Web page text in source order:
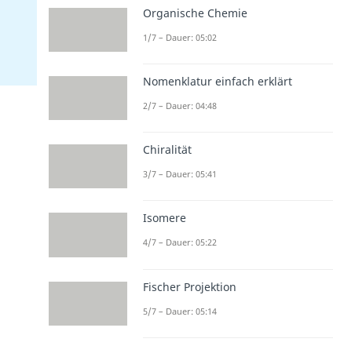
Organische Chemie
1/7 – Dauer: 05:02
Nomenklatur einfach erklärt
2/7 – Dauer: 04:48
Chiralität
3/7 – Dauer: 05:41
Isomere
4/7 – Dauer: 05:22
Fischer Projektion
5/7 – Dauer: 05:14